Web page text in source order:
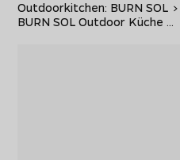
Outdoorkitchen: BURN SOL >
BURN SOL Outdoor Küche ...